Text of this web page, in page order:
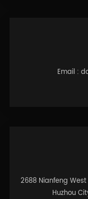
Email :
2688 Nianfeng West
Huzhou